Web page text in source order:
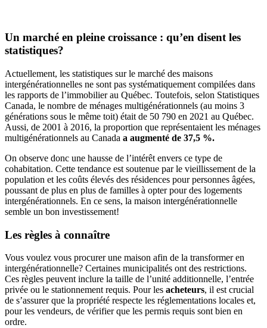
Un marché en pleine croissance : qu’en disent les
statistiques?
Actuellement, les statistiques sur le marché des maisons
intergénérationnelles ne sont pas systématiquement compilées dans
les rapports de l’immobilier au Québec. Toutefois, selon Statistiques
Canada, le nombre de ménages multigénérationnels (au moins 3
générations sous le même toit) était de 50 790 en 2021 au Québec.
Aussi, de 2001 à 2016, la proportion que représentaient les ménages
multigénérationnels au Canada a augmenté de 37,5 %.
On observe donc une hausse de l’intérêt envers ce type de
cohabitation. Cette tendance est soutenue par le vieillissement de la
population et les coûts élevés des résidences pour personnes âgées,
poussant de plus en plus de familles à opter pour des logements
intergénérationnels. En ce sens, la maison intergénérationnelle
semble un bon investissement!
Les règles à connaître
Vous voulez vous procurer une maison afin de la transformer en
intergénérationnelle? Certaines municipalités ont des restrictions.
Ces règles peuvent inclure la taille de l’unité additionnelle, l’entrée
privée ou le stationnement requis. Pour les acheteurs, il est crucial
de s’assurer que la propriété respecte les réglementations locales et,
pour les vendeurs, de vérifier que les permis requis sont bien en
ordre.